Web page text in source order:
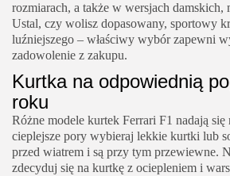
rozmiarach, a także w wersjach damskich,
Ustal, czy wolisz dopasowany, sportowy
luźniejszego – właściwy wybór zapewni
zadowolenie z zakupu.
Kurtka na odpowiednią
roku
Różne modele kurtek Ferrari F1 nadają
cieplejsze pory wybieraj lekkie kurtki lub
przed wiatrem i są przy tym przewiewne.
zdecyduj się na kurtkę z ociepleniem i